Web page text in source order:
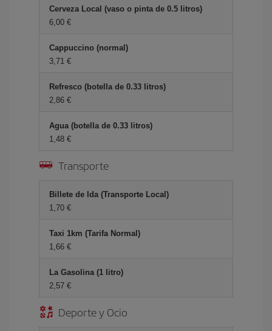
Cerveza Local (vaso o pinta de 0.5 litros)
6,00 €
Cappuccino (normal)
3,71 €
Refresco (botella de 0.33 litros)
2,86 €
Agua (botella de 0.33 litros)
1,48 €
Transporte
Billete de Ida (Transporte Local)
1,70 €
Taxi 1km (Tarifa Normal)
1,66 €
La Gasolina (1 litro)
2,57 €
Deporte y Ocio